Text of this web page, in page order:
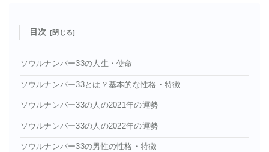
目次
ソウルナンバー33の人生・使命
ソウルナンバー33とは？基本的な性格・特徴
ソウルナンバー33の人の2021年の運勢
ソウルナンバー33の人の2022年の運勢
ソウルナンバー33の男性の性格・特徴